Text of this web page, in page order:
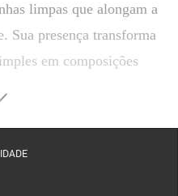
limpas que alongam a
Sua presença transforma
em composições